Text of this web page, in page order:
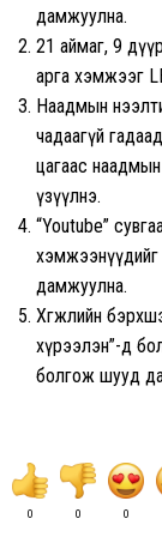
дамжуулна.
21 аймаг, 9
арга хэмжээг
Наадмын
чадаагүй
цагаас наадмын
үзүүлнэ.
“Youtube”
дамжуулна.
Хөгжлийн
хүрээлэн”-д
болгож шууд
0 0 0